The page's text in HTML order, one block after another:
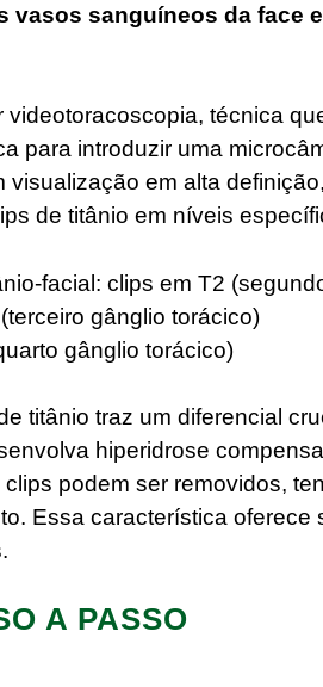
vasos sanguíneos da face
técnica
para introduzir uma
em alta
de titânio em níveis
facial: clips em T2
gânglio torácico)​
gânglio torácico)​
titânio traz um diferencial
hiperidrose
podem ser removidos,
Essa característica oferece
A PASSO